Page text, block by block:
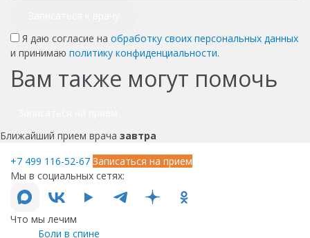
Я даю согласие на обработку своих персональных данных
и принимаю политику конфиденциальности.
Вам также могут помочь
Ближайший прием врача завтра
+7 499 116-52-67 Записаться на прием
Мы в социальных сетях:
Что мы лечим
Боли в спине